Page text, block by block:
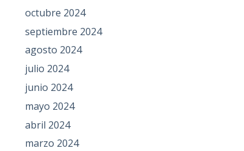
octubre 2024
septiembre 2024
agosto 2024
julio 2024
junio 2024
mayo 2024
abril 2024
marzo 2024